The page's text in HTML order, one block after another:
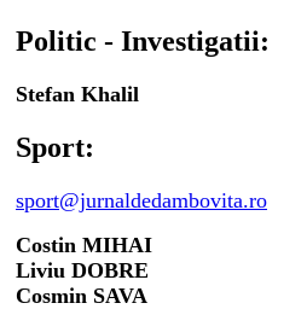
Politic - Investigatii:
Stefan Khalil
Sport:
sport@jurnaldedambovita.ro
Costin MIHAI
Liviu DOBRE
Cosmin SAVA